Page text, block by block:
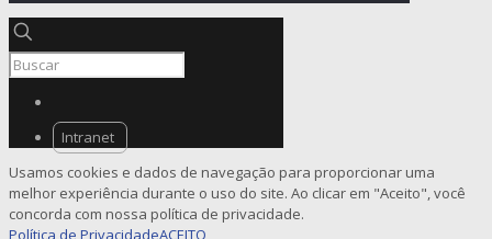
Intranet
Usamos cookies e dados de navegação para proporcionar uma
melhor experiência durante o uso do site. Ao clicar em "Aceito", você
concorda com nossa política de privacidade.